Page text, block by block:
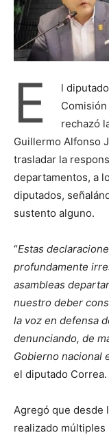
E
l
rechazó
Guillermo Alfonso
trasladar la
departamentos, a
diputados,
sustento alguno.
“Estas
profundamente
asambleas
nuestro deber
la voz en defensa
denunciando, de
Gobierno nacional
el diputado Correa.
Agregó que desde
realizado múltiples